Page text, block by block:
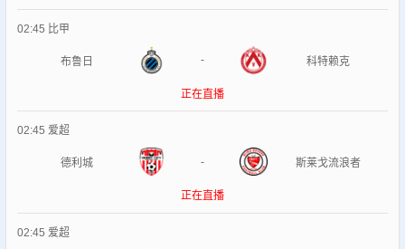
02:45 比甲
布鲁日 - 科特赖克
正在直播
02:45 爱超
德利城 - 斯莱戈流浪者
正在直播
02:45 爱超